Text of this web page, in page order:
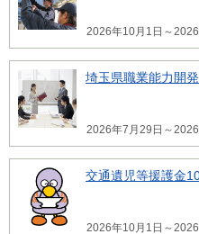
2026年10月1日～
埼玉県職業能力開
2026年7月29日～
交通遺児等援護金
2026年10月1日～